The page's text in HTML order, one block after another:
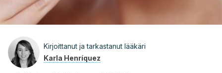
Kirjoittanut ja tarkastanut lääkäri
Karla Henríquez